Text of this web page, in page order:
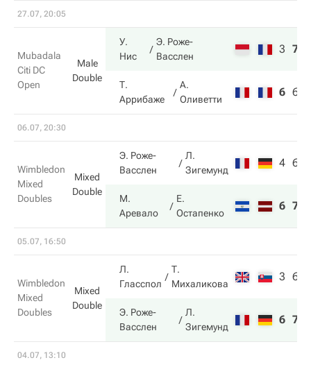
27.07, 20:05
Mubadala
Citi DC
Open
Male
Double
У.
Нис
Э. Роже-
Васслен
3 7
Т.
Аррибаже
А.
Оливетти
6 6
06.07, 20:30
Wimbledon
Mixed
Doubles
Mixed
Double
Э. Роже-
Васслен
Л.
Зигемунд
4 6
М.
Аревало
Е.
Остапенко
6 7
05.07, 16:50
Wimbledon
Mixed
Doubles
Mixed
Double
Л.
Гласспол
Т.
Михаликова
3 6
Э. Роже-
Васслен
Л.
Зигемунд
6 7
04.07, 13:10